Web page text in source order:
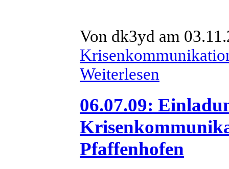
Von dk3yd am
Weiterlesen
06.07.09:
Pfaffenhofen